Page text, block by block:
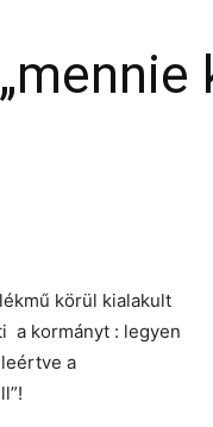
körül kialakult
a kormányt : legyen
a